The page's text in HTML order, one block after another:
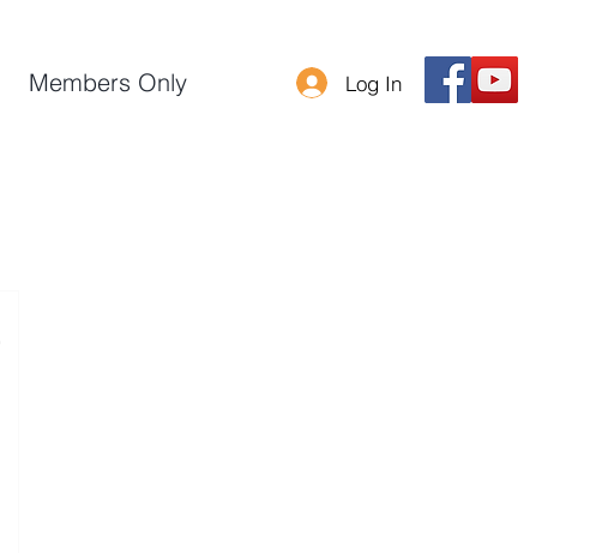
Members Only Log In